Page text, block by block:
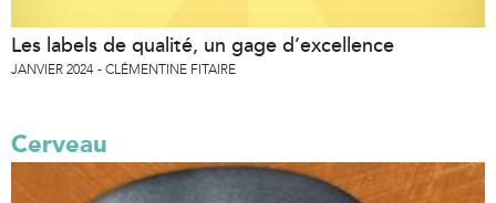
Les labels de qualité, un gage d’excellence
JANVIER 2024 CLÉMENTINE FITAIRE
Cerveau